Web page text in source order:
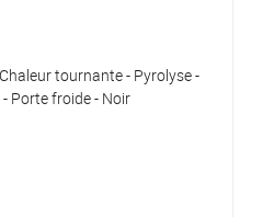
tournante - Pyrolyse -
Porte froide - Noir